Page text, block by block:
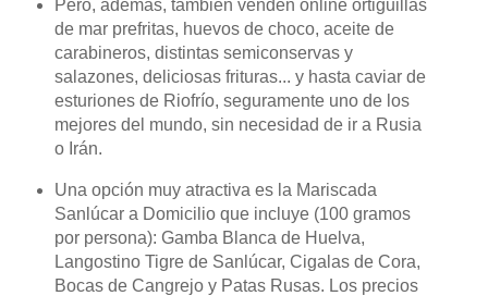
Pero, además, también venden online ortiguillas
de mar prefritas, huevos de choco, aceite de
carabineros, distintas semiconservas y
salazones, deliciosas frituras... y hasta caviar de
esturiones de Riofrío, seguramente uno de los
mejores del mundo, sin necesidad de ir a Rusia
o Irán.
Una opción muy atractiva es la Mariscada
Sanlúcar a Domicilio que incluye (100 gramos
por persona): Gamba Blanca de Huelva,
Langostino Tigre de Sanlúcar, Cigalas de Cora,
Bocas de Cangrejo y Patas Rusas. Los precios